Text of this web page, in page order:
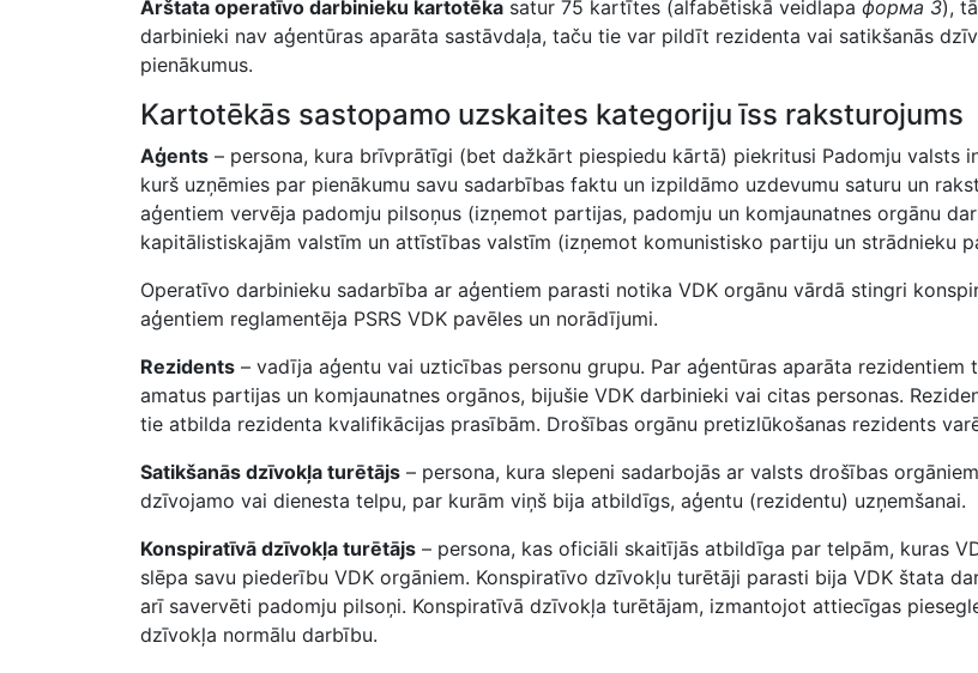
Ārštata operatīvo darbinieku kartotēka satur 75 kartītes (alfabētiskā veidlapa форма 3),
darbinieki nav aģentūras aparāta sastāvdaļa, taču tie var pildīt rezidenta vai satikšanās
pienākumus.
Kartotēkās sastopamo uzskaites kategoriju īss raksturojums
Aģents – persona, kura brīvprātīgi (bet dažkārt piespiedu kārtā) piekritusi Padomju valsts
kurš uzņēmies par pienākumu savu sadarbības faktu un izpildāmo uzdevumu saturu un
aģentiem vervēja padomju pilsoņus (izņemot partijas, padomju un komjaunatnes orgānu
kapitālistiskajām valstīm un attīstības valstīm (izņemot komunistisko partiju un strādnieku
Operatīvo darbinieku sadarbība ar aģentiem parasti notika VDK orgānu vārdā stingri
aģentiem reglamentēja PSRS VDK pavēles un norādījumi.
Rezidents – vadīja aģentu vai uzticības personu grupu. Par aģentūras aparāta rezidentiem
amatus partijas un komjaunatnes orgānos, bijušie VDK darbinieki vai citas personas.
tie atbilda rezidenta kvalifikācijas prasībām. Drošības orgānu pretizlūkošanas rezidents
Satikšanās dzīvokļa turētājs – persona, kura slepeni sadarbojās ar valsts drošības
dzīvojamo vai dienesta telpu, par kurām viņš bija atbildīgs, aģentu (rezidentu) uzņemšanai.
Konspiratīvā dzīvokļa turētājs – persona, kas oficiāli skaitījās atbildīga par telpām, kuras
slēpa savu piederību VDK orgāniem. Konspiratīvo dzīvokļu turētāji parasti bija VDK štata
arī savervēti padomju pilsoņi. Konspiratīvā dzīvokļa turētājam, izmantojot attiecīgas
dzīvokļa normālu darbību.